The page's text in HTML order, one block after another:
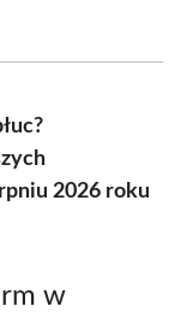
2026 roku
w